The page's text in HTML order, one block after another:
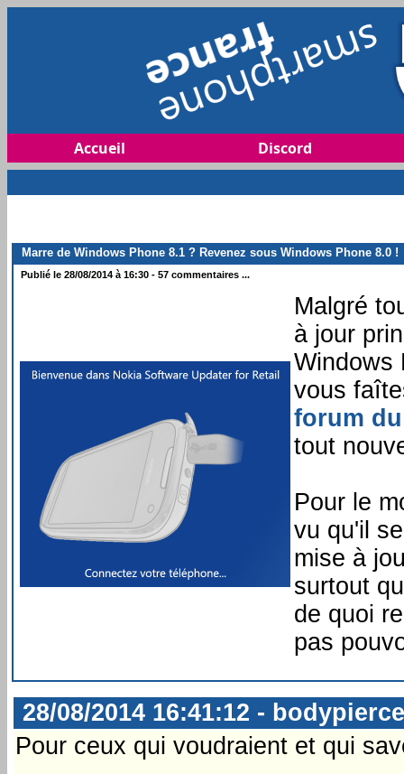
Accueil Discord
Marre de Windows Phone 8.1 ? Revenez sous Windows Phone 8.0 !
Publié le 28/08/2014 à 16:30 - 57 commentaires ...
Malgré
à jour
Windows
vous
forum
tout
Pour le
vu qu'il
mise à
surtout
de quoi
pas
28/08/2014 16:41:12 -
Pour ceux qui voudraient et qui